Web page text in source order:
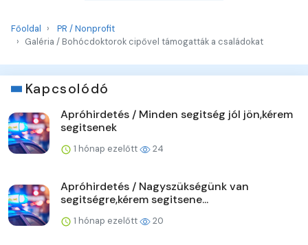
Főoldal
PR / Nonprofit
Galéria / Bohócdoktorok cipővel támogatták a családokat
Kapcsolódó
Apróhirdetés / Minden segitség jól jön,kérem
segitsenek
1 hónap ezelőtt 24
Apróhirdetés / Nagyszükségünk van
segitségre,kérem segitsene...
1 hónap ezelőtt 20